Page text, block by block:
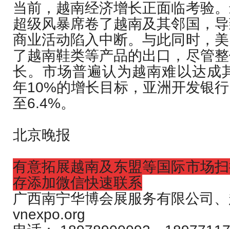
当前，越南经济增长正面临考验
超级风暴席卷了越南及其邻国，
商业活动陷入中断。与此同时，
了越南鞋类等产品的出口，尽管
长。市场普遍认为越南难以达成
年10%的增长目标，亚洲开发银
至6.4%。
北京晚报
有意拓展越南及东盟等国际市场
存添加微信快速联系
广西南宁华博会展服务有限公司
vnexpo.org